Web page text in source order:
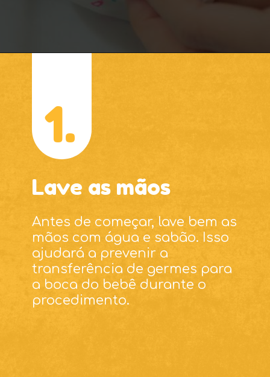
Antes de começar, lave bem as
mãos com água e sabão. Isso
ajudará a prevenir a
transferência de germes para
a boca do bebê durante o
procedimento.
Lave as mãos
1.